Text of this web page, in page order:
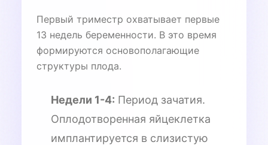
Первый триместр охватывает первые
13 недель беременности. В это время
формируются основополагающие
структуры плода.
Недели 1-4: Период зачатия.
Оплодотворенная яйцеклетка
имплантируется в слизистую